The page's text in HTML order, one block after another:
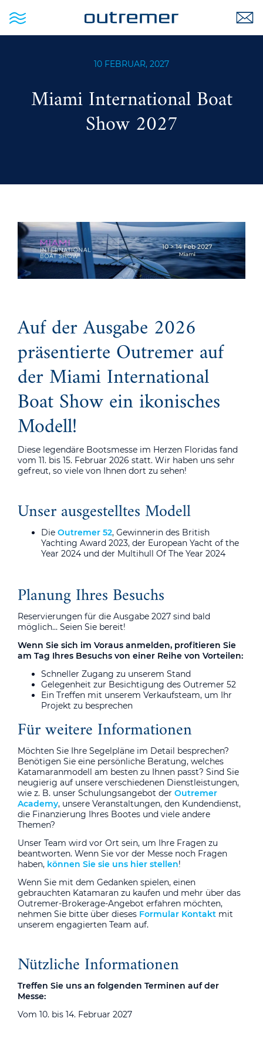
10 FEBRUAR, 2027
Miami International Boat
Show 2027
Auf der Ausgabe 2026
präsentierte Outremer auf
der Miami International
Boat Show ein ikonisches
Modell!
Diese legendäre Bootsmesse im Herzen Floridas fand
vom 11. bis 15. Februar 2026 statt. Wir haben uns sehr
gefreut, so viele von Ihnen dort zu sehen!
Unser ausgestelltes Modell
Die Outremer 52, Gewinnerin des British
Yachting Award 2023, der European Yacht of the
Year 2024 und der Multihull Of The Year 2024
Planung Ihres Besuchs
Reservierungen für die Ausgabe 2027 sind bald
möglich… Seien Sie bereit!
Wenn Sie sich im Voraus anmelden, profitieren Sie
am Tag Ihres Besuchs von einer Reihe von Vorteilen:
Schneller Zugang zu unserem Stand
Gelegenheit zur Besichtigung des Outremer 52
Ein Treffen mit unserem Verkaufsteam, um Ihr
Projekt zu besprechen
Für weitere Informationen
Möchten Sie Ihre Segelpläne im Detail besprechen?
Benötigen Sie eine persönliche Beratung, welches
Katamaranmodell am besten zu Ihnen passt? Sind Sie
neugierig auf unsere verschiedenen Dienstleistungen,
wie z. B. unser Schulungsangebot der Outremer
Academy, unsere Veranstaltungen, den Kundendienst,
die Finanzierung Ihres Bootes und viele andere
Themen?
Unser Team wird vor Ort sein, um Ihre Fragen zu
beantworten. Wenn Sie vor der Messe noch Fragen
haben, können Sie sie uns hier stellen!
Wenn Sie mit dem Gedanken spielen, einen
gebrauchten Katamaran zu kaufen und mehr über das
Outremer-Brokerage-Angebot erfahren möchten,
nehmen Sie bitte über dieses Formular Kontakt mit
unserem engagierten Team auf.
Nützliche Informationen
Treffen Sie uns an folgenden Terminen auf der
Messe:
Vom 10. bis 14. Februar 2027